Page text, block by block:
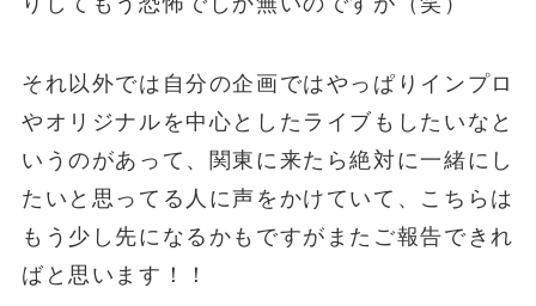
それ以外では自分の企画ではやっぱりインプロ
やオリジナルを中心としたライブもしたいなと
いうのがあって、関東に来たら絶対に一緒にし
たいと思ってる人に声をかけていて、こちらは
もう少し先になるかもですがまたご報告できれ
ばと思います！！